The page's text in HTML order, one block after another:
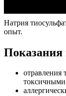
Натрия
опыт.